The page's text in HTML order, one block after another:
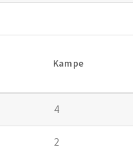
Kampe
4
2